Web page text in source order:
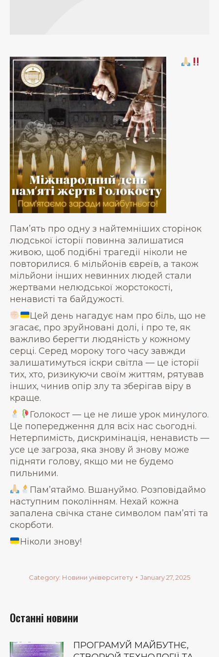
Пам’ять про одну з найтемніших сторінок
людської історії повинна залишатися
живою, щоб подібні трагедії ніколи не
повторилися. 6 мільйонів євреїв, а також
мільйони інших невинних людей стали
жертвами нелюдської жорстокості,
ненависті та байдужості.
Цей день нагадує нам про біль, що не
згасає, про зруйновані долі, і про те, як
важливо берегти людяність у кожному
серці. Серед мороку того часу завжди
залишатимуться іскри світла — це історії
тих, хто, ризикуючи своїм життям, рятував
інших, чинив опір злу та зберігав віру в
краще.
Голокост — це не лише урок минулого.
Це попередження для всіх нас сьогодні.
Нетерпимість, дискримінація, ненависть —
усе це загроза, яка знову й знову може
підняти голову, якщо ми не будемо
пильними.
Пам’ятаймо. Вшануймо. Розповідаймо
наступним поколінням. Нехай кожна
запалена свічка стане символом пам’яті та
скорботи.
Ніколи знову!
Category: Новини університету January 27, 2025
Останні новини
ПРОГРАМУЙ МАЙБУТНЄ,